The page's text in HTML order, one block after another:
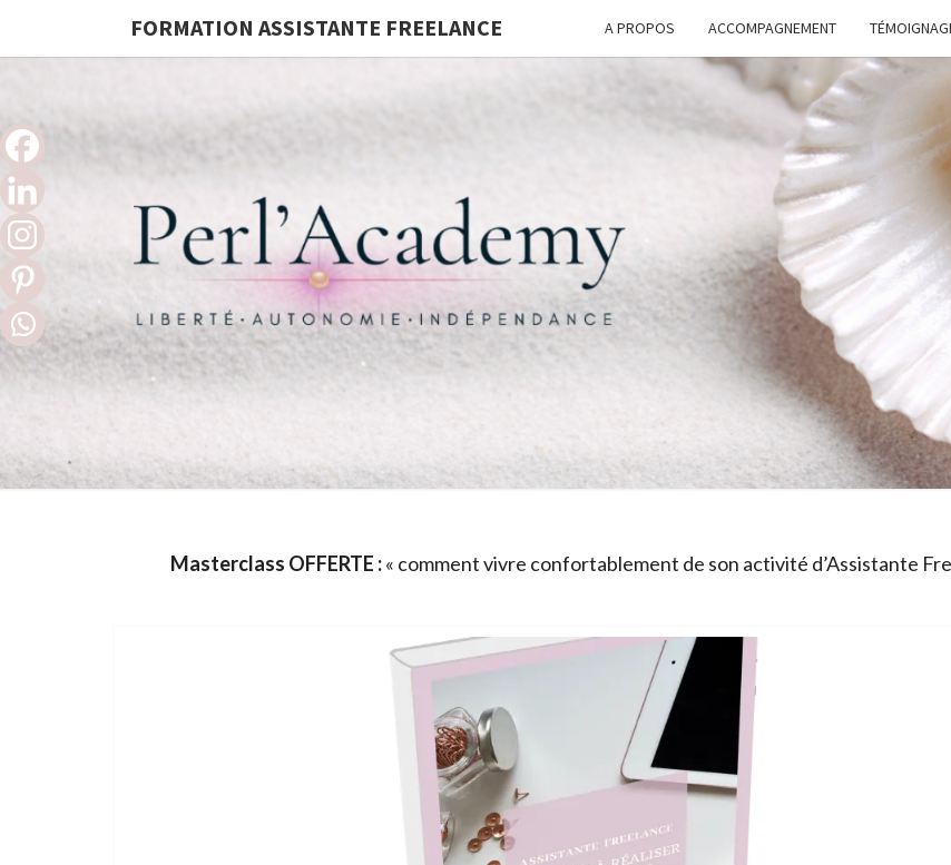
FORMATION ASSISTANTE FREELANCE A PROPOS ACCOMPAGNEMENT
G
Masterclass OFFERTE :« comment vivre confortablement de son activité d’Assistante